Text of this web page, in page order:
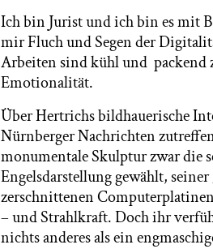
Ich bin Jurist und ich bin es mit
mir Fluch und Segen der
Arbeiten sind kühl und packend
Emotionalität.
Über Hertrichs bildhauerische
Nürnberger Nachrichten
monumentale Skulptur zwar die
Engelsdarstellung gewählt, seiner
zerschnittenen
– und Strahlkraft. Doch ihr
nichts anderes als ein